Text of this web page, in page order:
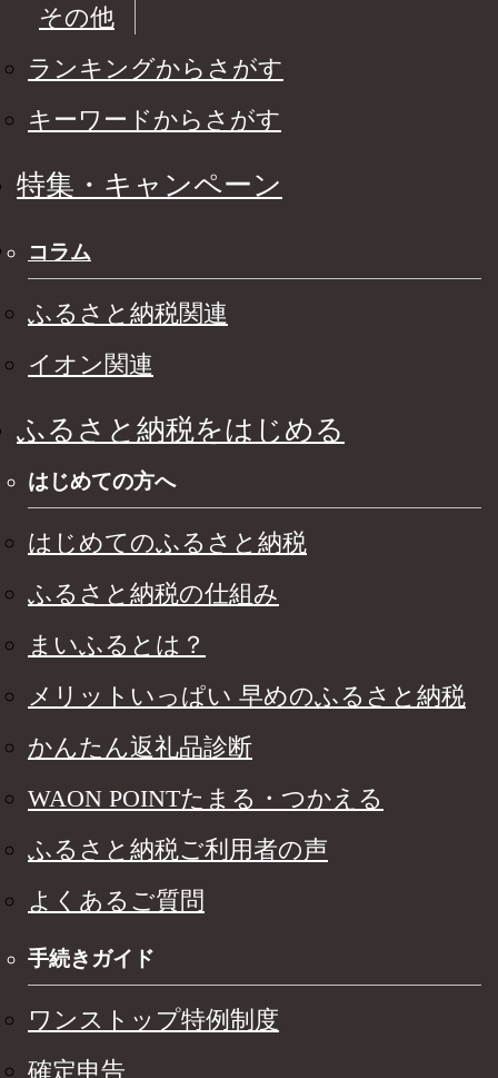
その他
ランキングからさがす
キーワードからさがす
特集・キャンペーン
コラム
ふるさと納税関連
イオン関連
ふるさと納税をはじめる
はじめての方へ
はじめてのふるさと納税
ふるさと納税の仕組み
まいふるとは？
メリットいっぱい 早めのふるさと納税
かんたん返礼品診断
WAON POINTたまる・つかえる
ふるさと納税ご利用者の声
よくあるご質問
手続きガイド
ワンストップ特例制度
確定申告